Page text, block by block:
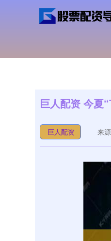
巨人配资 今夏
巨人配资 来